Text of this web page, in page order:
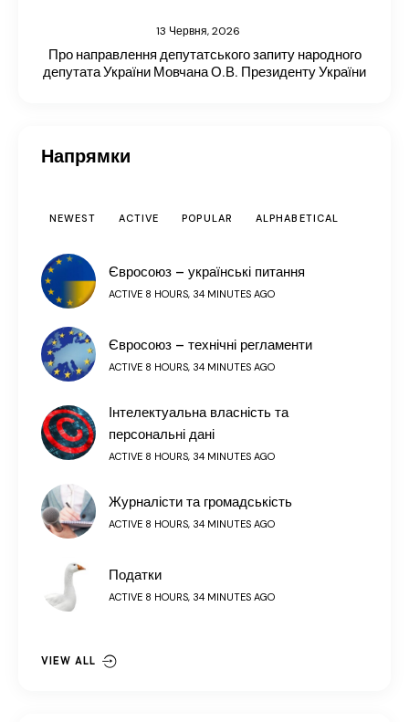
13 Червня, 2026
Про направлення депутатського запиту народного
депутата України Мовчана О.В. Президенту України
Напрямки
NEWEST ACTIVE POPULAR ALPHABETICAL
Євросоюз – українські питання
ACTIVE 8 HOURS, 34 MINUTES AGO
Євросоюз – технічні регламенти
ACTIVE 8 HOURS, 34 MINUTES AGO
Інтелектуальна власність та
персональні дані
ACTIVE 8 HOURS, 34 MINUTES AGO
Журналісти та громадськість
ACTIVE 8 HOURS, 34 MINUTES AGO
Податки
ACTIVE 8 HOURS, 34 MINUTES AGO
VIEW ALL